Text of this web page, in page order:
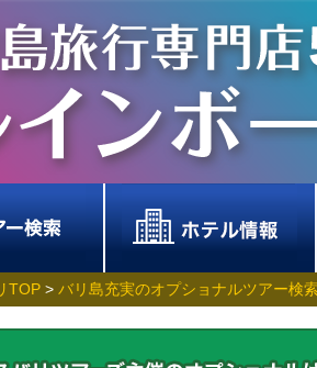
TOP > バリ島充実のオプショナルツアー検